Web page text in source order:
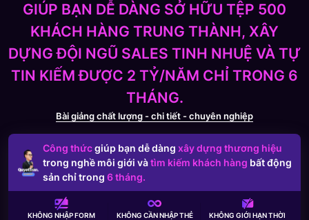
GIÚP BẠN DỄ DÀNG SỞ HỮU TỆP 500
KHÁCH HÀNG TRUNG THÀNH, XÂY
DỰNG ĐỘI NGŨ SALES TINH NHUỆ VÀ TỰ
TIN KIẾM ĐƯỢC 2 TỶ/NĂM CHỈ TRONG 6
THÁNG.
Bài giảng chất lượng - chi tiết - chuyên nghiệp
Công thứcgiúp bạn dễ dàng xây dựng thương hiệu
trong nghề môi giới vàtìm kiếm khách hàng bất động
sản chỉ trong 6 tháng.
KHÔNG NHẬP FORM
KHÔNG CẦNNHẬP THẺ KHÔNG GIỚI HẠNTHỜI